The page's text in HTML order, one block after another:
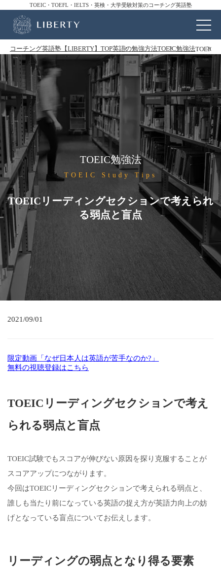
TOEIC・TOEFL・IELTS・英検・大学受験対策のコーチング英語塾
コーチング英語塾【LIBERTY】TOP英語の勉強方法TOEIC勉強法TOEIC
TOEIC勉強法
TOEIC Study Tips
TOEICリーディングセクションで考えられ
る弱点と盲点
2021/09/01
限定動画「なぜ日本人は英語が苦手なのか?」
無料の視聴登録はこちら
TOEICリーディングセクションで考え
られる弱点と盲点
TOEIC試験でもスコアが伸びない原因を探り克服することが
スコアアップにつながります。
今回はTOEICリーディングセクションで考えられる弱点と、
誰しも当たり前になっている英語の捉え方が英語力向上の妨
げとなっている盲点についてお伝えします。
リーディングの弱点となり得る要素